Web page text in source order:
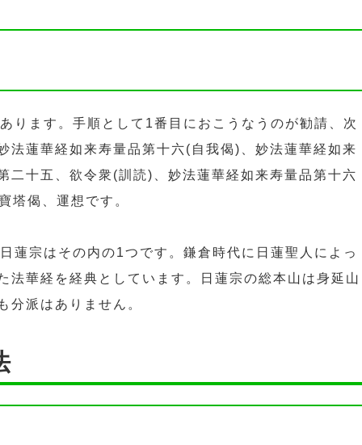
ります。手順として1番目におこうなうのが勧請、次
法蓮華経如来寿量品第十六(自我偈)、妙法蓮華経如来
二十五、欲令衆(訓読)、妙法蓮華経如来寿量品第十六
塔偈、運想です。
蓮宗はその内の1つです。鎌倉時代に日蓮聖人によっ
法華経を経典としています。日蓮宗の総本山は身延山
分派はありません。